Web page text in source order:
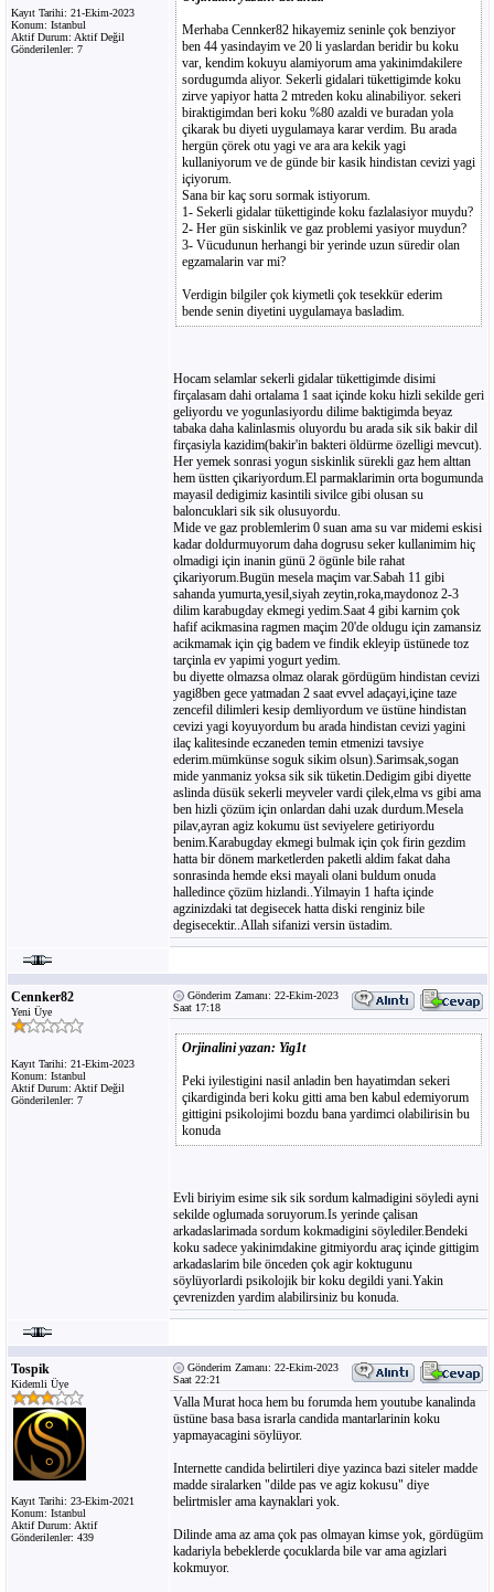
Kayıt Tarihi: 21-Ekim-2023
Konum: Istanbul
Aktif Durum: Aktif Değil
Gönderilenler: 7
Merhaba Cennker82 hikayemiz seninle çok benziyor
ben 44 yasindayim ve 20 li yaslardan beridir bu koku
var, kendim kokuyu alamiyorum ama yakinimdakilere
sordugumda aliyor. Sekerli gidalari tükettigimde koku
zirve yapiyor hatta 2 mtreden koku alinabiliyor. sekeri
biraktigimdan beri koku %80 azaldi ve buradan yola
çikarak bu diyeti uygulamaya karar verdim. Bu arada
hergün çörek otu yagi ve ara ara kekik yagi
kullaniyorum ve de günde bir kasik hindistan cevizi yagi
içiyorum.
Sana bir kaç soru sormak istiyorum.
1- Sekerli gidalar tükettiginde koku fazlalasiyor muydu?
2- Her gün siskinlik ve gaz problemi yasiyor muydun?
3- Vücudunun herhangi bir yerinde uzun süredir olan
egzamalarin var mi?
Verdigin bilgiler çok kiymetli çok tesekkür ederim
bende senin diyetini uygulamaya basladim.
Hocam selamlar sekerli gidalar tükettigimde disimi
firçalasam dahi ortalama 1 saat içinde koku hizli sekilde geri
geliyordu ve yogunlasiyordu dilime baktigimda beyaz
tabaka daha kalinlasmis oluyordu bu arada sik sik bakir dil
firçasiyla kazidim(bakir'in bakteri öldürme özelligi mevcut).
Her yemek sonrasi yogun siskinlik sürekli gaz hem alttan
hem üstten çikariyordum.El parmaklarimin orta bogumunda
mayasil dedigimiz kasintili sivilce gibi olusan su
baloncuklari sik sik olusuyordu.
Mide ve gaz problemlerim 0 suan ama su var midemi eskisi
kadar doldurmuyorum daha dogrusu seker kullanimim hiç
olmadigi için inanin günü 2 ögünle bile rahat
çikariyorum.Bugün mesela maçim var.Sabah 11 gibi
sahanda yumurta,yesil,siyah zeytin,roka,maydonoz 2-3
dilim karabugday ekmegi yedim.Saat 4 gibi karnim çok
hafif acikmasina ragmen maçim 20'de oldugu için zamansiz
acikmamak için çig badem ve findik ekleyip üstünede toz
tarçinla ev yapimi yogurt yedim.
bu diyette olmazsa olmaz olarak gördügüm hindistan cevizi
yagi8ben gece yatmadan 2 saat evvel adaçayi,içine taze
zencefil dilimleri kesip demliyordum ve üstüne hindistan
cevizi yagi koyuyordum bu arada hindistan cevizi yagini
ilaç kalitesinde eczaneden temin etmenizi tavsiye
ederim.mümkünse soguk sikim olsun).Sarimsak,sogan
mide yanmaniz yoksa sik sik tüketin.Dedigim gibi diyette
aslinda düsük sekerli meyveler vardi çilek,elma vs gibi ama
ben hizli çözüm için onlardan dahi uzak durdum.Mesela
pilav,ayran agiz kokumu üst seviyelere getiriyordu
benim.Karabugday ekmegi bulmak için çok firin gezdim
hatta bir dönem marketlerden paketli aldim fakat daha
sonrasinda hemde eksi mayali olani buldum onuda
halledince çözüm hizlandi..Yilmayin 1 hafta içinde
agzinizdaki tat degisecek hatta diski renginiz bile
degisecektir..Allah sifanizi versin üstadim.
Cennker82
Yeni Üye
Kayıt Tarihi: 21-Ekim-2023
Konum: Istanbul
Aktif Durum: Aktif Değil
Gönderilenler: 7
Gönderim Zamanı: 22-Ekim-2023
Saat 17:18
Orjinalini yazan: Yig1t
Peki iyilestigini nasil anladin ben hayatimdan sekeri
çikardiginda beri koku gitti ama ben kabul edemiyorum
gittigini psikolojimi bozdu bana yardimci olabilirisin bu
konuda
Evli biriyim esime sik sik sordum kalmadigini söyledi ayni
sekilde oglumada soruyorum.Is yerinde çalisan
arkadaslarimada sordum kokmadigini söylediler.Bendeki
koku sadece yakinimdakine gitmiyordu araç içinde gittigim
arkadaslarim bile önceden çok agir koktugunu
söylüyorlardi psikolojik bir koku degildi yani.Yakin
çevrenizden yardim alabilirsiniz bu konuda.
Tospik
Kidemli Üye
Kayıt Tarihi: 23-Ekim-2021
Konum: Istanbul
Aktif Durum: Aktif
Gönderilenler: 439
Gönderim Zamanı: 22-Ekim-2023
Saat 22:21
Valla Murat hoca hem bu forumda hem youtube kanalinda
üstüne basa basa israrla candida mantarlarinin koku
yapmayacagini söylüyor.
Internette candida belirtileri diye yazinca bazi siteler madde
madde siralarken "dilde pas ve agiz kokusu" diye
belirtmisler ama kaynaklari yok.
Dilinde ama az ama çok pas olmayan kimse yok, gördügüm
kadariyla bebeklerde çocuklarda bile var ama agizlari
kokmuyor.